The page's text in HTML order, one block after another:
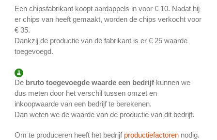
Een chipsfabrikant koopt aardappels in voor € 10. Nadat hij
er chips van heeft gemaakt, worden de chips verkocht voor
€ 35.
Dankzij de productie van de fabrikant is er € 25 waarde
toegevoegd.
De bruto toegevoegde waarde een bedrijf kunnen we
dus meten door het verschil tussen omzet en
inkoopwaarde van een bedrijf te berekenen.
Dan weten we de waarde van de productie van dit bedrijf.
Om te produceren heeft het bedrijf productiefactoren nodig.